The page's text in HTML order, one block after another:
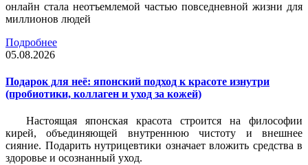
онлайн стала неотъемлемой частью повседневной жизни для
миллионов людей
Подробнее
05.08.2026
Подарок для неё: японский подход к красоте изнутри
(пробиотики, коллаген и уход за кожей)
Настоящая японская красота строится на философии
кирей, объединяющей внутреннюю чистоту и внешнее
сияние. Подарить нутрицевтики означает вложить средства в
здоровье и осознанный уход.